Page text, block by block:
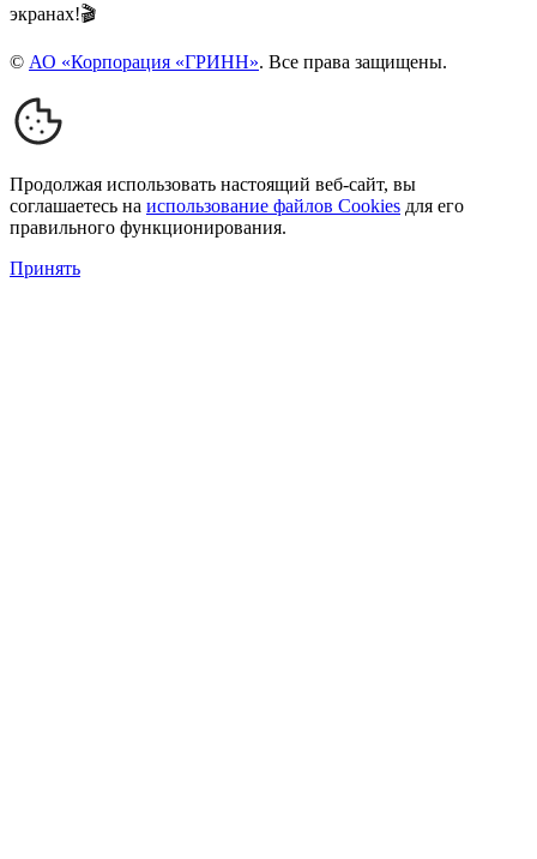
экранах!🎬
© АО «Корпорация «ГРИНН». Все права защищены.
Продолжая использовать настоящий веб-сайт, вы
соглашаетесь на использование файлов Cookies для его
правильного функционирования.
Принять